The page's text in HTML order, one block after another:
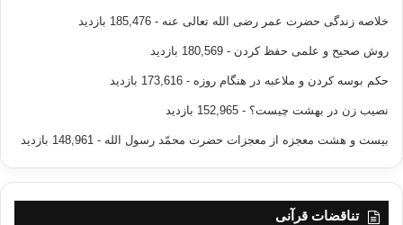
خلاصه زندگی حضرت عمر رضی الله تعالی عنه - 185,476 بازدید
روش صحیح و علمی حفظ کردن - 180,569 بازدید
حکم بوسه کردن و ملاعبه در هنگام روزه - 173,616 بازدید
نصیب زن در بهشت چیست؟ - 152,965 بازدید
بیست و هشت معجزه از معجزات حضرت محمّد رسول الله - 148,961 بازدید
تناقضات قرآنی